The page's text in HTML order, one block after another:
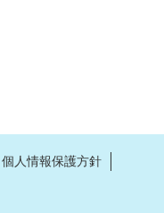
個人情報保護方針